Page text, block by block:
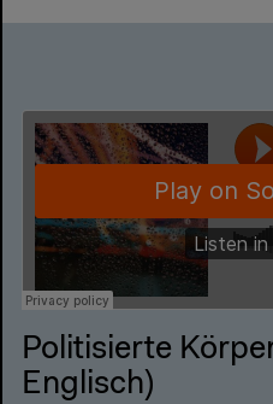
Politisierte
Englisch)